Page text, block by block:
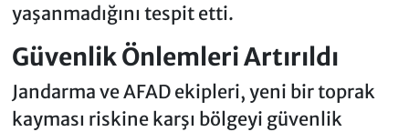
yaşanmadığını tespit etti.
Güvenlik Önlemleri Artırıldı
Jandarma ve AFAD ekipleri, yeni bir toprak
kayması riskine karşı bölgeyi güvenlik